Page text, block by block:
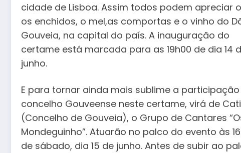
cidade de Lisboa. Assim todos podem apreciar
os enchidos, o mel,as comportas e o vinho do
Gouveia, na capital do país. A inauguração do
certame está marcada para as 19h00 de dia 14
junho.
E para tornar ainda mais sublime a
concelho Gouveense neste certame, virá de
(Concelho de Gouveia), o Grupo de Cantares
Mondeguinho”. Atuarão no palco do evento às
de sábado, dia 15 de junho. Antes de subir ao